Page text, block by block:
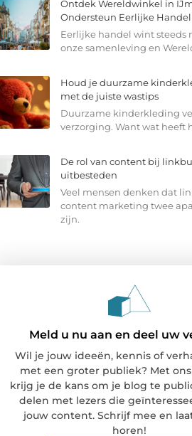
Ontdek Wereldwinkel in
Ondersteun Eerlijke Handel
Eerlijke handel wint steeds
onze samenleving en
Houd je duurzame
met de juiste wastips
Duurzame kinderkleding
verzorging. Want wat heeft
De rol van content bij
uitbesteden
Veel mensen denken dat
content marketing twee
zijn.
Meld u nu aan en deel uw
Wil je jouw ideeën, kennis of
met een groter publiek? Met
krijg je de kans om je blog te
delen met lezers die
jouw content. Schrijf mee en
horen!